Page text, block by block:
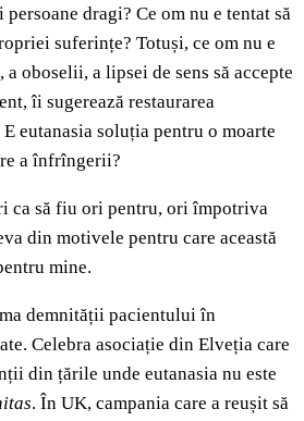
dragi? Ce om nu e tentat să
suferințe? Totuși, ce om nu e
oboselii, a lipsei de sens să accepte
îi sugerează restaurarea
eutanasia soluția pentru o moarte
a înfrîngerii?
ca să fiu ori pentru, ori împotriva
din motivele pentru care această
mine.
demnității pacientului în
Celebra asociație din Elveția care
din țările unde eutanasia nu este
. În UK, campania care a reușit să